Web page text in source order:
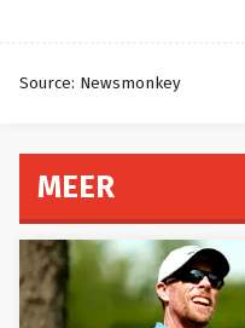
Source: Newsmonkey
MEER